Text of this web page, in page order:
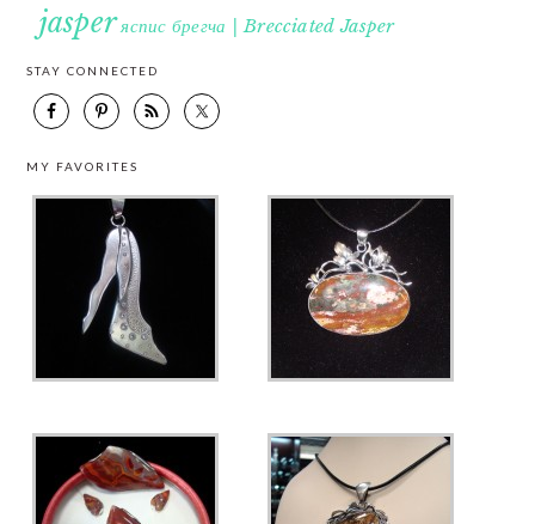
jasperяспис брегча | Brecciated Jasper
STAY CONNECTED
MY FAVORITES